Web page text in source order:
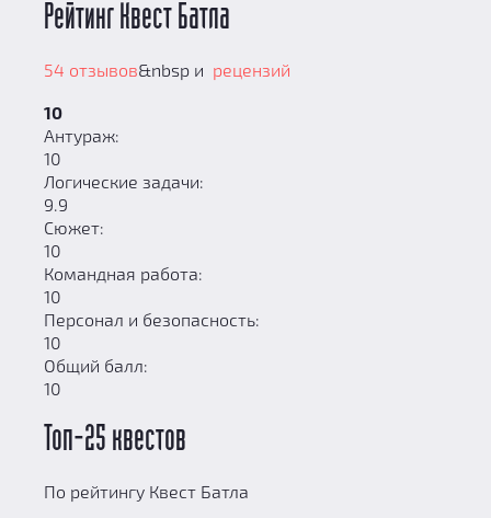
Рейтинг Квест Батла
54 отзывов&nbsp и рецензий
10
Антураж:
10
Логические задачи:
9.9
Сюжет:
10
Командная работа:
10
Персонал и безопасность:
10
Общий балл:
10
Топ-25 квестов
По рейтингу Квест Батла